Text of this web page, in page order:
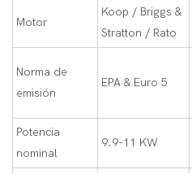
Motor
Koop / Briggs &
Stratton / Rato
Norma de
emisión
EPA & Euro 5
Potencia
nominal
9.9-11 KW